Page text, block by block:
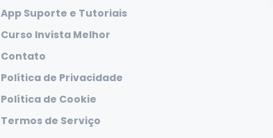
App Suporte e Tutoriais
Curso Invista Melhor
Contato
Política de Privacidade
Política de Cookie
Termos de Serviço